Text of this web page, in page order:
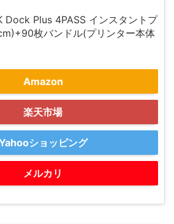
Dock Plus 4PASS インスタントプ
枚バンドル(プリンター本体
Amazon
楽天市場
ショッピング
メルカリ